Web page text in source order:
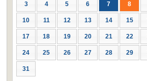
3 4 5 6 7 8
10 11 12 13 14 15
17 18 19 20 21 22
24 25 26 27 28 29
31